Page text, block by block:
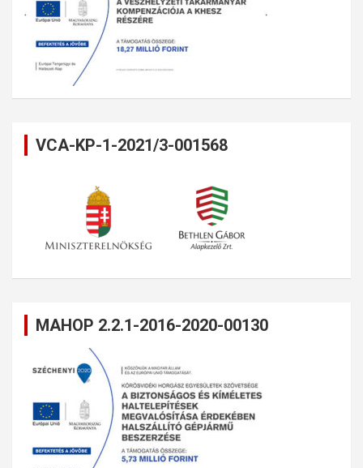
VCA-KP-1-2021/3-001568
MAHOP 2.2.1-2016-2020-00130